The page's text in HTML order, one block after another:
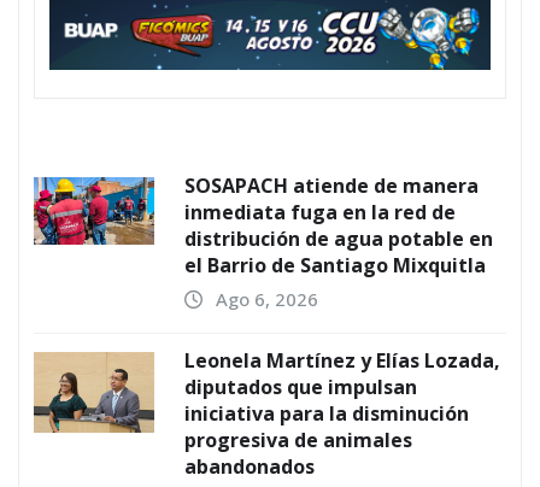
SOSAPACH atiende de manera
inmediata fuga en la red de
distribución de agua potable en
el Barrio de Santiago Mixquitla
Ago 6, 2026
Leonela Martínez y Elías Lozada,
diputados que impulsan
iniciativa para la disminución
progresiva de animales
abandonados